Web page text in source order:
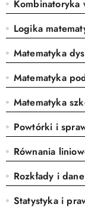
Kombinatoryka
Logika
Matematyka
Matematyka
Matematyka
Powtórki i
Równania
Rozkłady i
Statystyka i